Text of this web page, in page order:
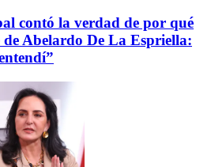
contó la verdad de por qué
de Abelardo De La Espriella: